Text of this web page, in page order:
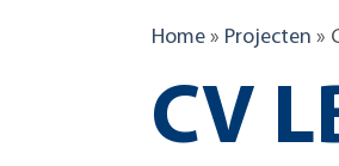
Home » Projecten »
CV